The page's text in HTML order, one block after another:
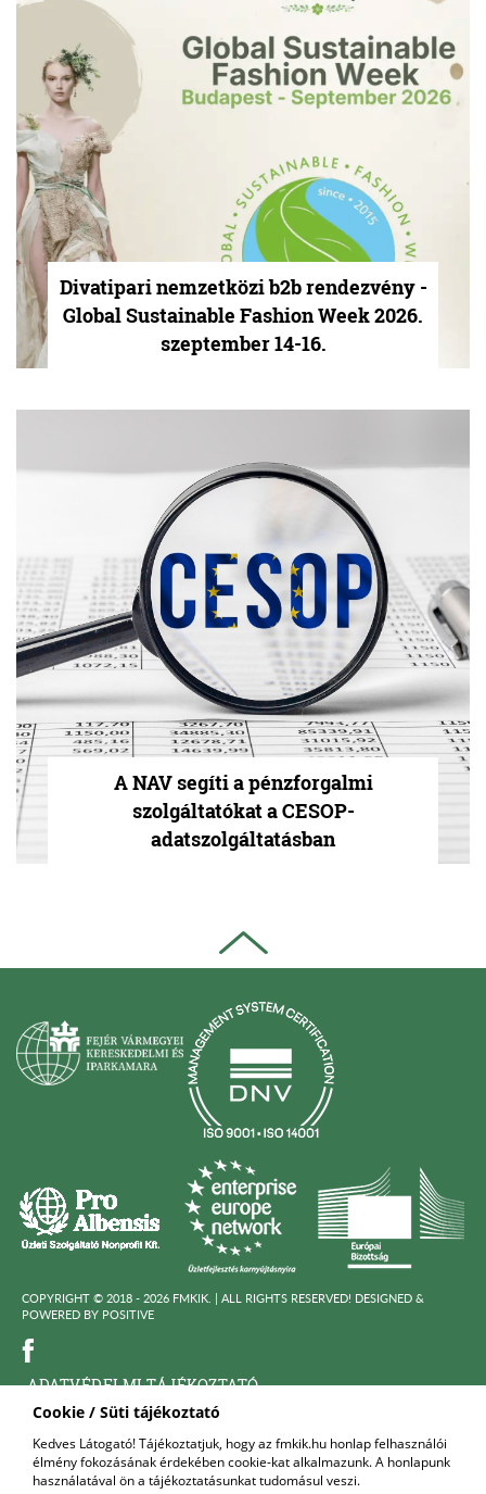
Cookie / Süti tájékoztató
Kedves Látogató! Tájékoztatjuk, hogy az fmkik.hu honlap felhasználói
élmény fokozásának érdekében cookie-kat alkalmazunk. A honlapunk
használatával ön a tájékoztatásunkat tudomásul veszi.
Divatipari nemzetközi b2b rendezvény -
Global Sustainable Fashion Week 2026.
szeptember 14-16.
A NAV segíti a pénzforgalmi
szolgáltatókat a CESOP-
adatszolgáltatásban
COPYRIGHT © 2018 - 2026 FMKIK. | ALL RIGHTS RESERVED! DESIGNED &
POWERED BY POSITIVE
ADATVÉDELMI TÁJÉKOZTATÓ
FELNŐTTKÉPZŐ SZERVEZET